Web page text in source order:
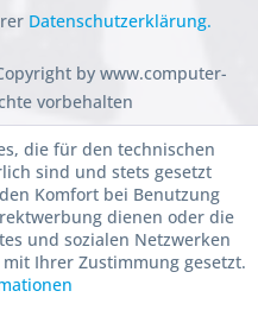
Datenschutzerklärung.
by www.computer-
vorbehalten
die für den technischen
sind und stets gesetzt
Komfort bei Benutzung
dienen oder die
und sozialen Netzwerken
Ihrer Zustimmung gesetzt.